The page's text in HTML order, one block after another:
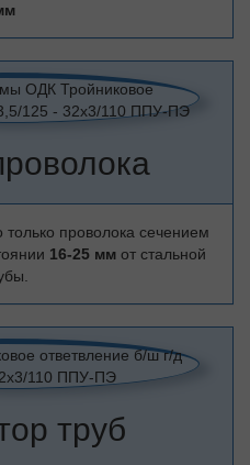
только проволока сечением
16-25 мм от стальной
труб